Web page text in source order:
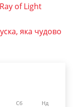
of Light
яка чудово
Сб Нд